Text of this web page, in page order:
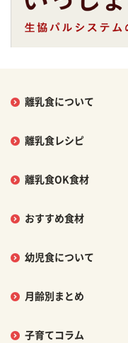
離乳食について
離乳食レシピ
離乳食OK食材
おすすめ食材
幼児食について
月齢別まとめ
子育てコラム